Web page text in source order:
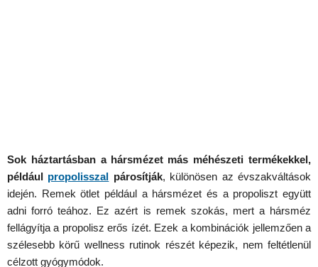
Sok háztartásban a hársmézet más méhészeti termékekkel,
például propolisszal párosítják, különösen az évszakváltások
idején. Remek ötlet például a hársmézet és a propoliszt együtt
adni forró teához. Ez azért is remek szokás, mert a hársméz
fellágyítja a propolisz erős ízét. Ezek a kombinációk jellemzően a
szélesebb körű wellness rutinok részét képezik, nem feltétlenül
célzott gyógymódok.